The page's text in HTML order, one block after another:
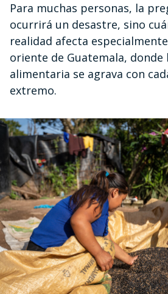
Para muchas personas, la
ocurrirá un desastre, sino
realidad afecta
oriente de Guatemala, donde
alimentaria se agrava con
extremo.